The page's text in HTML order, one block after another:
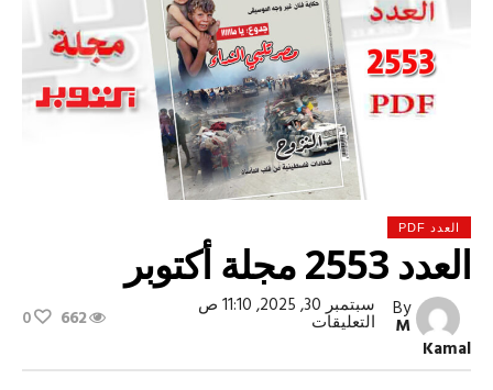
العدد PDF
العدد 2553 مجلة أكتوبر
By
M
Kamal
سبتمبر 30, 2025, 11:10 ص
التعليقاتعلى
مجلة
662
0